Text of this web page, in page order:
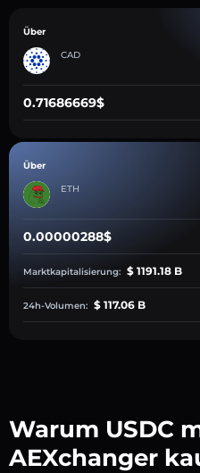
Über
CAD
0.71686669$
Über
ETH
0.00000288$
Marktkapitalisierung: $ 1191.18 B
24h-Volumen: $ 117.06 B
Warum USDC
AEXchanger